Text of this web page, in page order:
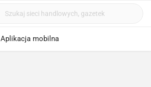
Aplikacja mobilna